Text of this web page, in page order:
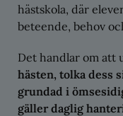
hästskola, där
beteende, behov
Det handlar om att
hästen, tolka dess
grundad i
gäller daglig